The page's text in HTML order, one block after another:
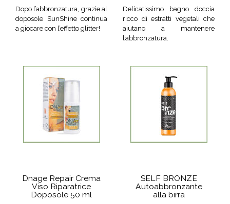
Dopo l’abbronzatura, grazie al
doposole SunShine continua
a giocare con l’effetto glitter!
Delicatissimo bagno doccia
ricco di estratti vegetali che
aiutano a mantenere
l’abbronzatura.
Dnage Repair Crema
Viso Riparatrice
Doposole 50 ml
SELF BRONZE
Autoabbronzante
alla birra